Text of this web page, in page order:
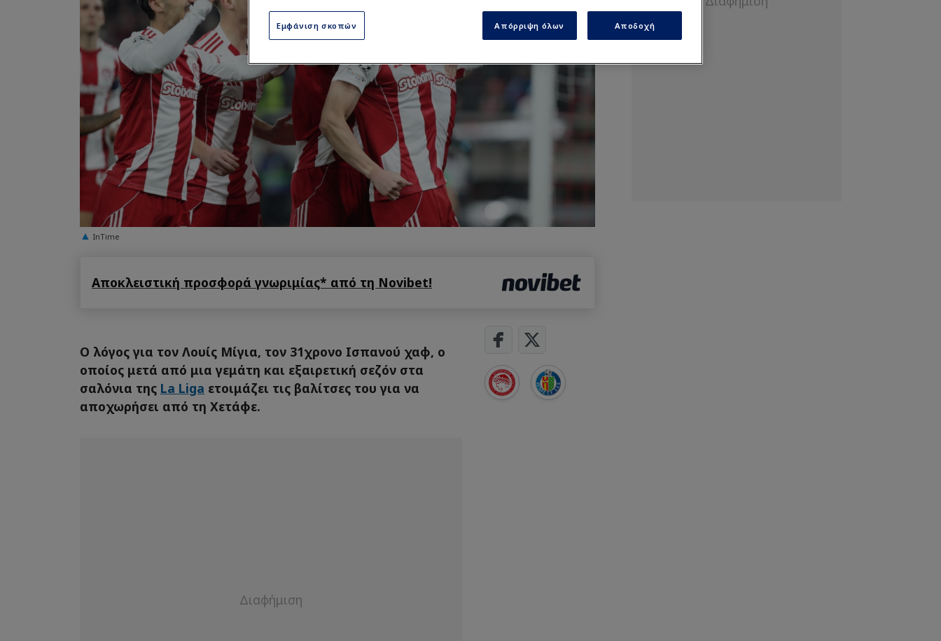
InTime
Αποκλειστική προσφορά γνωριμίας* από τη Novibet!
Ο λόγος για τον Λουίς Μίγια, τον 31χρονο Ισπανού χαφ, ο
οποίος μετά από μια γεμάτη και εξαιρετική σεζόν στα
σαλόνια της La Liga ετοιμάζει τις βαλίτσες του για να
αποχωρήσει από τη Χετάφε.
Εμφάνιση σκοπών Απόρριψη όλων Αποδοχή